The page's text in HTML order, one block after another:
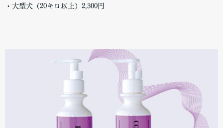
・大型犬（20キロ以上）2,300円